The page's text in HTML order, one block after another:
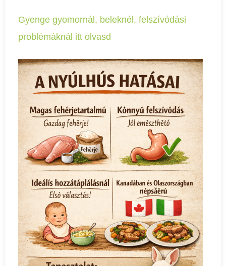
Gyenge gyomornál, beleknél, felszívódási
problémáknál itt olvasd